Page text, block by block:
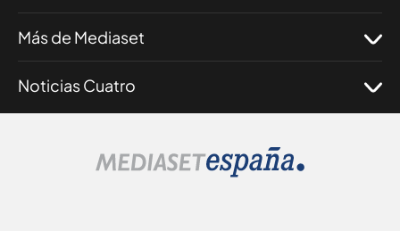
Más de Mediaset
Noticias Cuatro